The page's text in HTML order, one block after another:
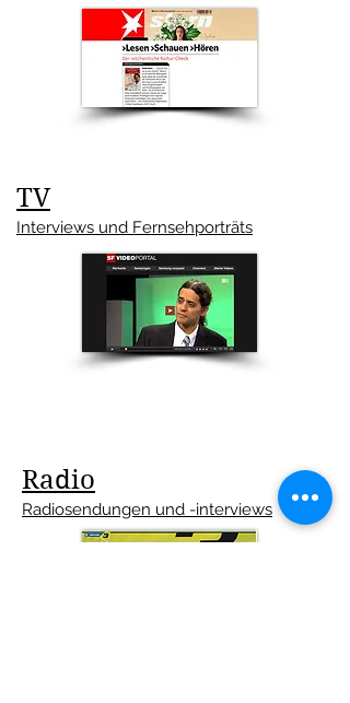
TV
Interviews und Fernsehporträts
Radio
Radiosendungen und -interviews